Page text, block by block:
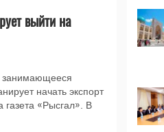
выйти на
занимающееся
начать экспорт
«Рысгал». В